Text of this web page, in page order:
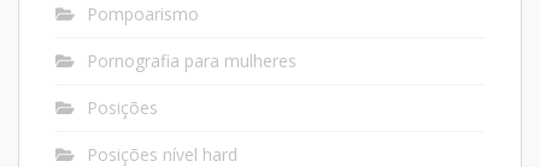
Pompoarismo
Pornografia para mulheres
Posições
Posições nível hard